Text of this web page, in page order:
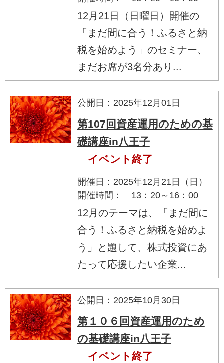
12月21日（日曜日）開催の
「まだ間に合う！ふるさと納
税を始めよう」のセミナー、
まだお席が3名分あり...
公開日：2025年12月01日
第107回資産運用のための基
礎講座in八王子
イベント終了
開催日：2025年12月21日（日）
開催時間： 13：20～16：00
12月のテーマは、「まだ間に
合う！ふるさと納税を始めよ
う」と題して、株式投資にあ
たって応援したい企業...
公開日：2025年10月30日
第１０６回資産運用のため
の基礎講座in八王子
イベント終了